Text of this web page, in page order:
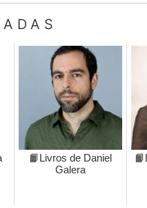
📙Livros de Daniel
Galera